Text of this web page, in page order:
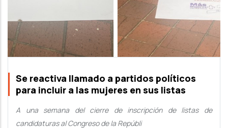
Se reactiva llamado a partidos políticos
para incluir a las mujeres en sus listas
A una semana del cierre de inscripción de listas de
candidaturas al Congreso de la Repúbli